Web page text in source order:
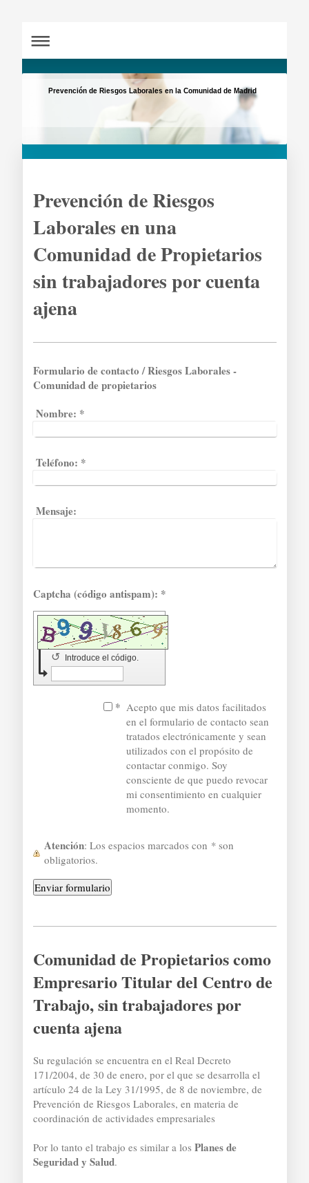
Prevención de Riesgos Laborales en la Comunidad de Madrid
Prevención de Riesgos
Laborales en una
Comunidad de Propietarios
sin trabajadores por cuenta
ajena
Formulario de contacto / Riesgos Laborales -
Comunidad de propietarios
Nombre: *
Teléfono: *
Mensaje:
Captcha (código antispam): *
Introduce el código.
↺
* Acepto que mis datos facilitados
en el formulario de contacto sean
tratados electrónicamente y sean
utilizados con el propósito de
contactar conmigo. Soy
consciente de que puedo revocar
mi consentimiento en cualquier
momento.
Atención : Los espacios marcados con * son
obligatorios.
Comunidad de Propietarios como
Empresario Titular del Centro de
Trabajo, sin trabajadores por
cuenta ajena
Su regulación se encuentra en el Real Decreto
171/2004, de 30 de enero, por el que se desarrolla el
artículo 24 de la Ley 31/1995, de 8 de noviembre, de
Prevención de Riesgos Laborales, en materia de
coordinación de actividades empresariales
Por lo tanto el trabajo es similar a los Planes de
Seguridad y Salud.